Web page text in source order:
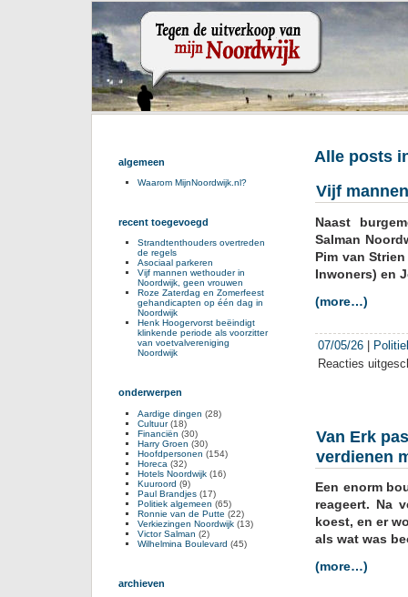
Alle posts
Vijf
Naast
Salman
Pim van
Inwoners) en
(more…)
07/05/26 |
Reacties
Van Erk
verdienen
Een enorm
reageert. Na
koest, en er
als wat was
(more…)
algemeen
Waarom MijnNoordwijk.nl?
recent toegevoegd
Strandtenthouders overtreden
de regels
Asociaal parkeren
Vijf mannen wethouder in
Noordwijk, geen vrouwen
Roze Zaterdag en Zomerfeest
gehandicapten op één dag in
Noordwijk
Henk Hoogervorst beëindigt
klinkende periode als voorzitter
van voetvalvereniging
Noordwijk
onderwerpen
Aardige dingen (28)
Cultuur(18)
Financiën (30)
Harry Groen (30)
Hoofdpersonen (154)
Horeca (32)
Hotels Noordwijk (16)
Kuuroord (9)
Paul Brandjes (17)
Politiek algemeen (65)
Ronnie van de Putte (22)
Verkiezingen Noordwijk (13)
Victor Salman (2)
Wilhelmina Boulevard (45)
archieven